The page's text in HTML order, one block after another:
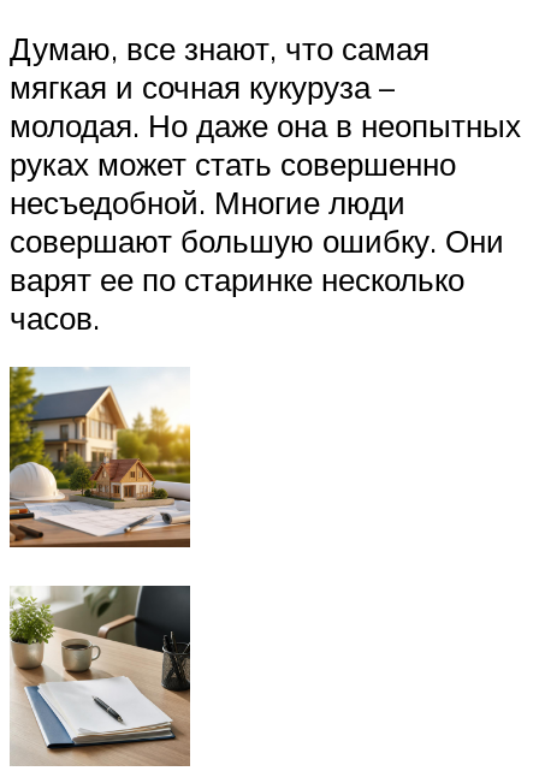
Думаю, все знают, что самая
мягкая и сочная кукуруза –
молодая. Но даже она в неопытных
руках может стать совершенно
несъедобной. Многие люди
совершают большую ошибку. Они
варят ее по старинке несколько
часов.